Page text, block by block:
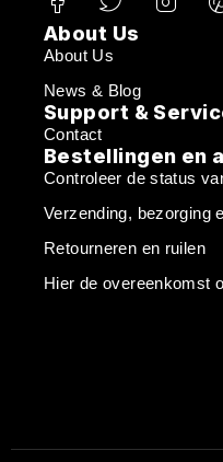
About Us
About Us
News & Blog
Support &
Contact
Bestellingen en
Controleer de status
Verzending, bezorging
Retourneren en ruilen
Hier de overeenkomst